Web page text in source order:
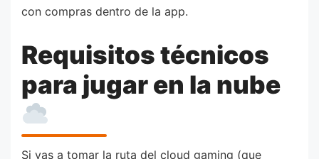
con compras dentro de la app.
Requisitos técnicos
para jugar en la nube
Si vas a tomar la ruta del cloud gaming (que